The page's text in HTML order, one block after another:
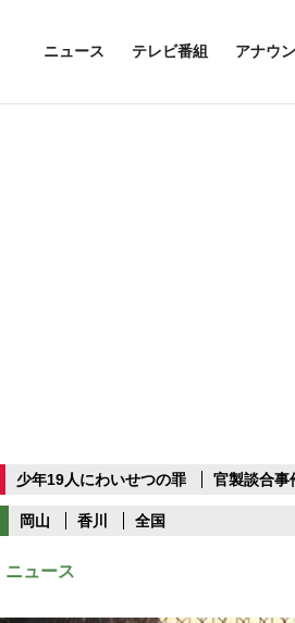
ニュース テレビ番組 アナウ
少年19人にわいせつの罪 官製談合事
岡山 香川 全国
ニュース